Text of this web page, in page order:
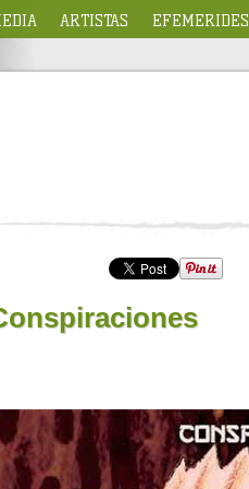
ARTISTAS EFEMERIDES